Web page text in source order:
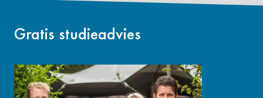
Gratis studieadvies